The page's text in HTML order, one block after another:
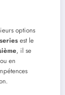
options
est le
, il se
en